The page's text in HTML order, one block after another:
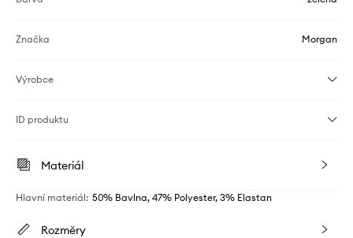
Značka Morgan
Výrobce
ID produktu
Materiál
Hlavní materiál: 50% Bavlna, 47% Polyester, 3% Elastan
Rozměry